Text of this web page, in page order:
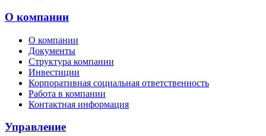
О компании
О компании
Документы
Структура компании
Инвестиции
Корпоративная социальная ответственность
Работа в компании
Контактная информация
Управление